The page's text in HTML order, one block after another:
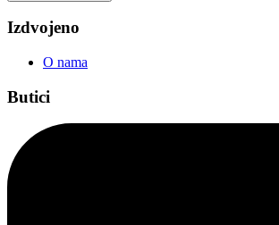
Izdvojeno
O nama
Butici